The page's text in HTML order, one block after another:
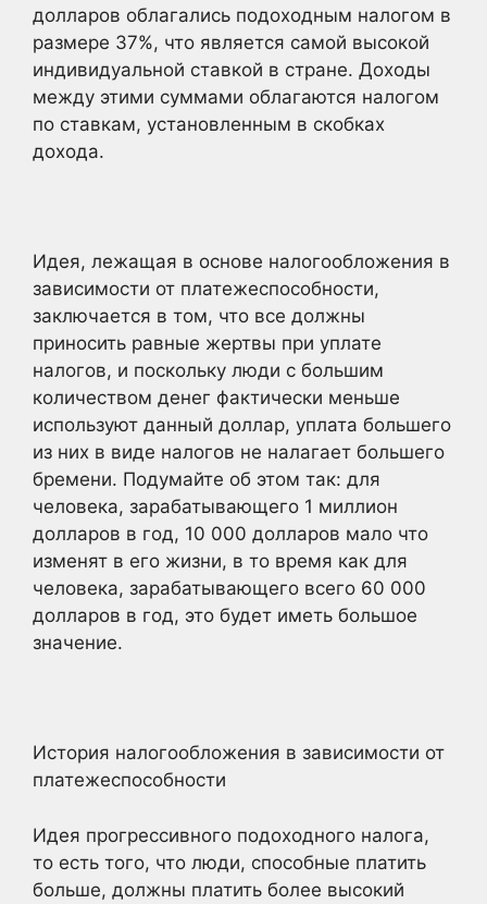
долларов облагались подоходным налогом в
размере 37%, что является самой высокой
индивидуальной ставкой в стране. Доходы
между этими суммами облагаются налогом
по ставкам, установленным в скобках
дохода.
Идея, лежащая в основе налогообложения в
зависимости от платежеспособности,
заключается в том, что все должны
приносить равные жертвы при уплате
налогов, и поскольку люди с большим
количеством денег фактически меньше
используют данный доллар, уплата большего
из них в виде налогов не налагает большего
бремени. Подумайте об этом так: для
человека, зарабатывающего 1 миллион
долларов в год, 10 000 долларов мало что
изменят в его жизни, в то время как для
человека, зарабатывающего всего 60 000
долларов в год, это будет иметь большое
значение.
История налогообложения в зависимости от
платежеспособности
Идея прогрессивного подоходного налога,
то есть того, что люди, способные платить
больше, должны платить более высокий